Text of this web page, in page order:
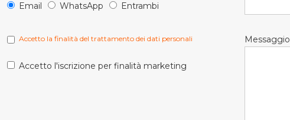
Email
WhatsApp Entrambi
Accetto la finalità del trattamento dei dati personali
Accetto l'iscrizione per finalità marketing
Messaggio